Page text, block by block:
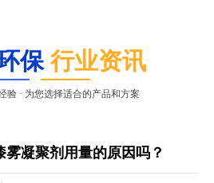
保 行业资讯
验 · 为您选择适合的产品和方案
雾凝聚剂用量的原因吗？